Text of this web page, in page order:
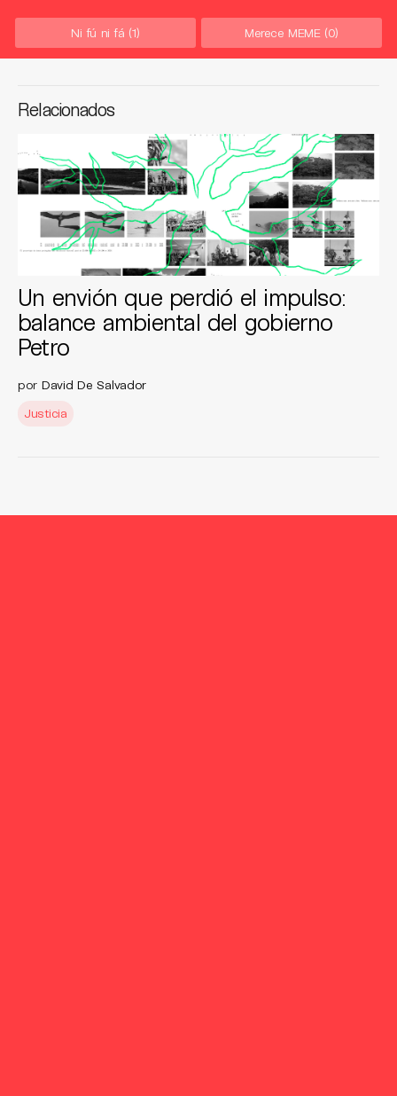
Ni fú ni fá (1) Merece MEME (0)
Relacionados
Un envión que perdió el impulso:
balance ambiental del gobierno
Petro
por David De Salvador
Justicia